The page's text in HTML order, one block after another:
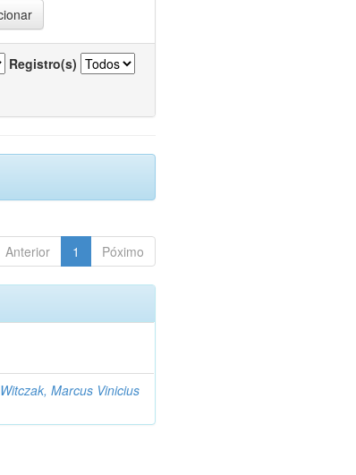
Registro(s)
Anterior 1 Póximo
Witczak, Marcus Vinicius